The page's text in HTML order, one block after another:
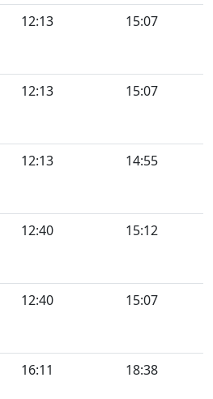
12:13 15:07
12:13 15:07
12:13 14:55
12:40 15:12
12:40 15:07
16:11 18:38